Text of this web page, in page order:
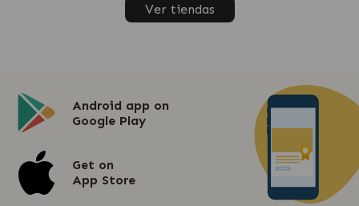
Ver tiendas
Android app on
Google Play
Get on
App Store